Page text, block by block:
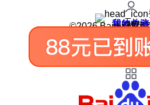
我的关注
我的收藏
皮肤中心
用户反馈
设置
©2026 Baidu 使用